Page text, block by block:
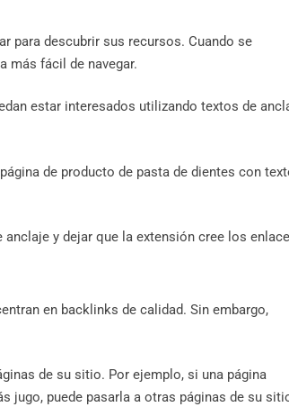
para descubrir sus recursos. Cuando se
más fácil de navegar.
estar interesados ​​utilizando textos de
de producto de pasta de dientes con
y dejar que la extensión cree los
en backlinks de calidad. Sin embargo,
de su sitio. Por ejemplo, si una página
jugo, puede pasarla a otras páginas de su